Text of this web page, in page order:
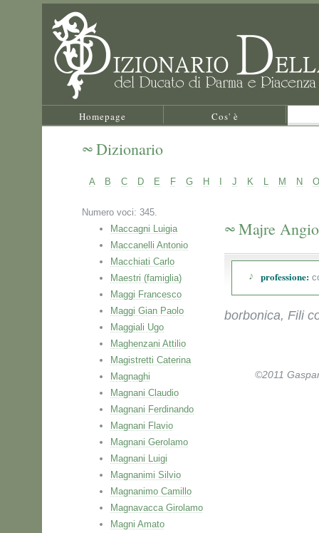
Homepage Cos' è
Dizionario
A B C D E F G H J K L M N O
Numero voci: 345.
Maccagni Luigia
Maccanelli Antonio
Macchiati Carlo
Maestri (famiglia)
Maggi Francesco
Maggi Gian Paolo
Maggiali Ugo
Maghenzani Attilio
Magistretti Caterina
Magnaghi
Magnani Claudio
Magnani Ferdinando
Magnani Flavio
Magnani Gerolamo
Magnani Luigi
Magnanimi Silvio
Magnanimo Camillo
Magnavacca Girolamo
Magni Amato
Majre
professione:
borbonica, Fili
©2011